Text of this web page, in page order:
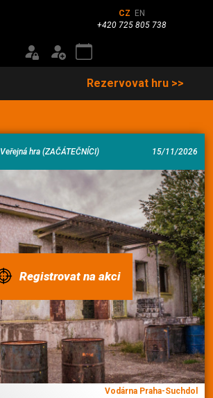
CZ
EN
+420 725 805 738
Rezervovat hru >>
15/11/2026
Veřejná hra (ZAČÁTEČNÍCI)
Vodárna Praha-Suchdol
Registrovat na akci